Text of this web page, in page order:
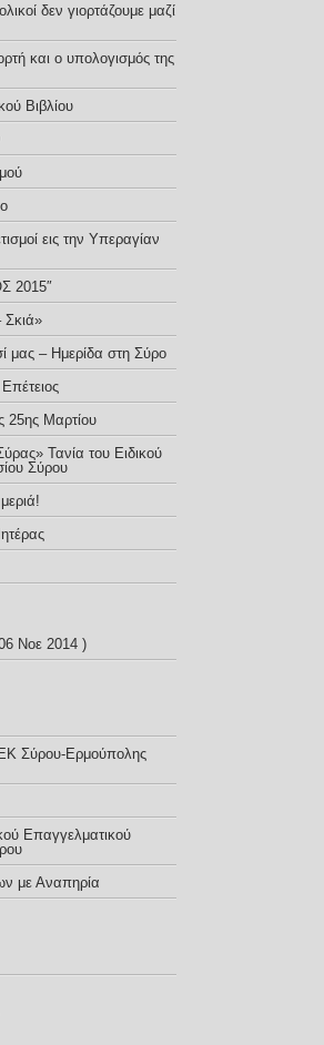
δεν γιορτάζουμε μαζί
και ο υπολογισμός της
Βιβλίου
εις την Υπεραγίαν
2015″
μας – Ημερίδα στη Σύρο
25ης Μαρτίου
Τανία του Ειδικού
Σύρου
Νοε 2014 )
Σύρου-Ερμούπολης
Επαγγελματικού
με Αναπηρία